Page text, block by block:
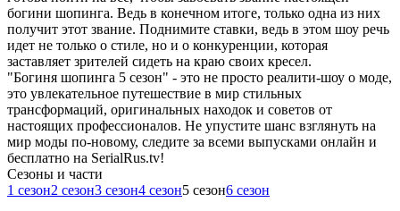
богини шопинга. Ведь в конечном итоге, только одна из них
получит этот звание. Поднимите ставки, ведь в этом шоу речь
идет не только о стиле, но и о конкуренции, которая
заставляет зрителей сидеть на краю своих кресел.
"Богиня шопинга 5 сезон" - это не просто реалити-шоу о моде,
это увлекательное путешествие в мир стильных
трансформаций, оригинальных находок и советов от
настоящих профессионалов. Не упустите шанс взглянуть на
мир моды по-новому, следите за всеми выпусками онлайн и
бесплатно на SerialRus.tv!
Cезоны и части
1 сезон2 сезон3 сезон4 сезон5 сезон6 сезон